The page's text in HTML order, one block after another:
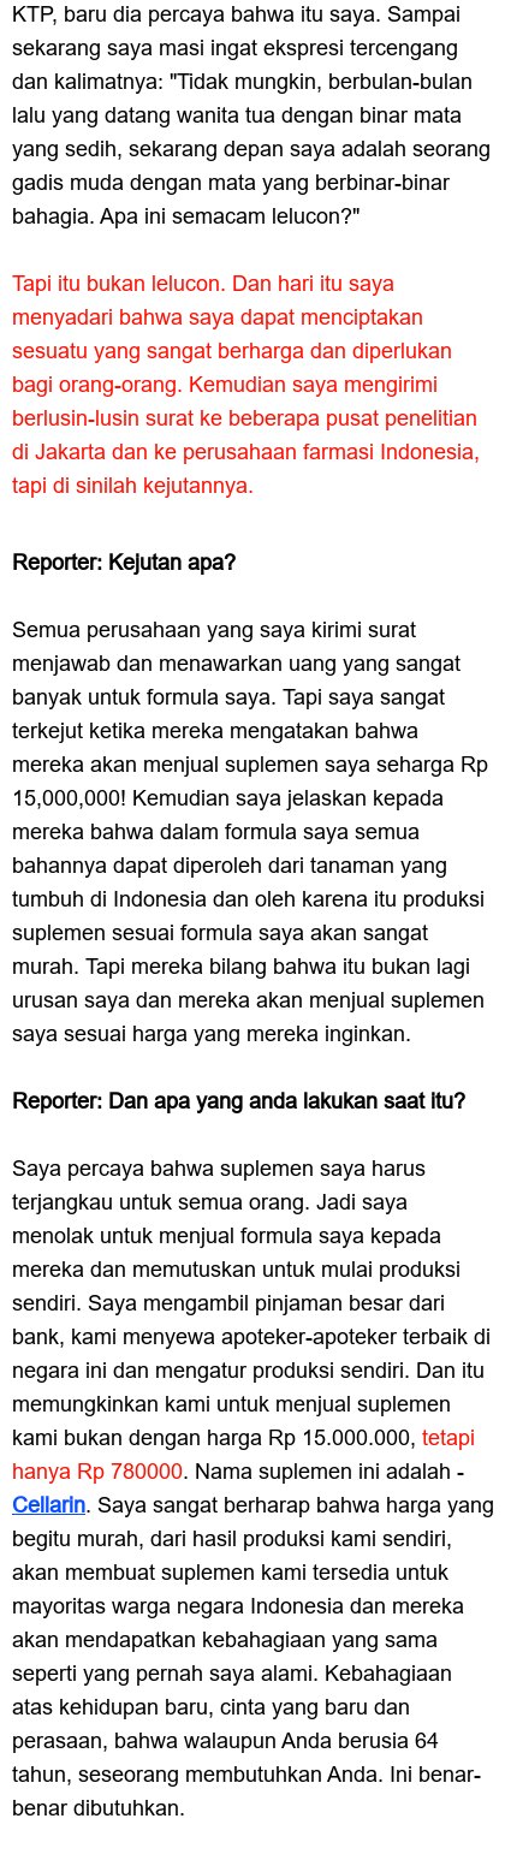
Reporter: Kejutan apa?
Semua perusahaan yang saya kirimi surat
menjawab dan menawarkan uang yang sangat
banyak untuk formula saya. Tapi saya sangat
terkejut ketika mereka mengatakan bahwa
mereka akan menjual suplemen saya seharga Rp
15,000,000! Kemudian saya jelaskan kepada
mereka bahwa dalam formula saya semua
bahannya dapat diperoleh dari tanaman yang
tumbuh di Indonesia dan oleh karena itu produksi
suplemen sesuai formula saya akan sangat
murah. Tapi mereka bilang bahwa itu bukan lagi
urusan saya dan mereka akan menjual suplemen
saya sesuai harga yang mereka inginkan.
Reporter: Dan apa yang anda lakukan saat itu?
Saya percaya bahwa suplemen saya harus
terjangkau untuk semua orang. Jadi saya
menolak untuk menjual formula saya kepada
mereka dan memutuskan untuk mulai produksi
sendiri. Saya mengambil pinjaman besar dari
bank, kami menyewa apoteker-apoteker terbaik di
negara ini dan mengatur produksi sendiri. Dan itu
memungkinkan kami untuk menjual suplemen
kami bukan dengan harga Rp 15.000.000, tetapi
hanya Rp 780000. Nama suplemen ini adalah -
Cellarin. Saya sangat berharap bahwa harga yang
begitu murah, dari hasil produksi kami sendiri,
akan membuat suplemen kami tersedia untuk
mayoritas warga negara Indonesia dan mereka
akan mendapatkan kebahagiaan yang sama
seperti yang pernah saya alami. Kebahagiaan
atas kehidupan baru, cinta yang baru dan
perasaan, bahwa walaupun Anda berusia 64
tahun, seseorang membutuhkan Anda. Ini benar-
benar dibutuhkan.
KTP, baru dia percaya bahwa itu saya. Sampai
sekarang saya masi ingat ekspresi tercengang
dan kalimatnya: "Tidak mungkin, berbulan-bulan
lalu yang datang wanita tua dengan binar mata
yang sedih, sekarang depan saya adalah seorang
gadis muda dengan mata yang berbinar-binar
bahagia. Apa ini semacam lelucon?"
Tapi itu bukan lelucon. Dan hari itu saya
menyadari bahwa saya dapat menciptakan
sesuatu yang sangat berharga dan diperlukan
bagi orang-orang. Kemudian saya mengirimi
berlusin-lusin surat ke beberapa pusat penelitian
di Jakarta dan ke perusahaan farmasi Indonesia,
tapi di sinilah kejutannya.